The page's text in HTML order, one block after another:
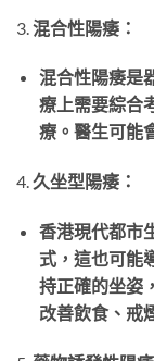
3. 混合性陽痿：
混合性陽痿是
療上需要綜合
療。醫生可能
4.久坐型陽痿：
香港現代都市
式，這也可能
持正確的坐姿
改善飲食、戒